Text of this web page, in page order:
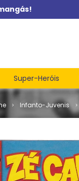
Super-Heróis
Infanto-Juvenis